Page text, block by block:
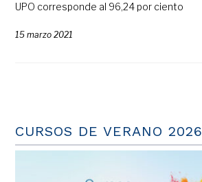
UPO corresponde al 96,24 por ciento
15 marzo 2021
CURSOS DE VERANO 2026